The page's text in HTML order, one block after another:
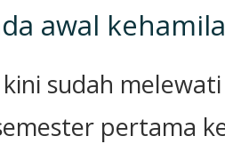
awal
sudah
pertama